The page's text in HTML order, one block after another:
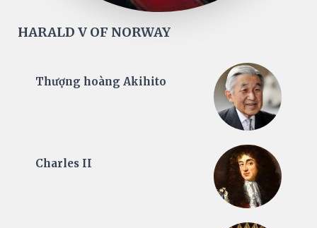
HARALD V OF NORWAY
Thượng hoàng Akihito
Charles II